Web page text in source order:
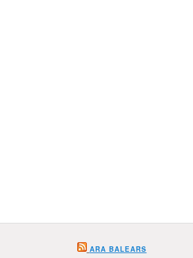
ARA BALEARS